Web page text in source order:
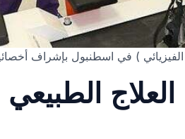
) في اسطنبول بإشراف
الطبيعي